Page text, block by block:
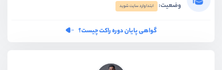
وضعیت: ابتدا وارد سایت شوید
گواهی پایان دوره راکت چیست؟